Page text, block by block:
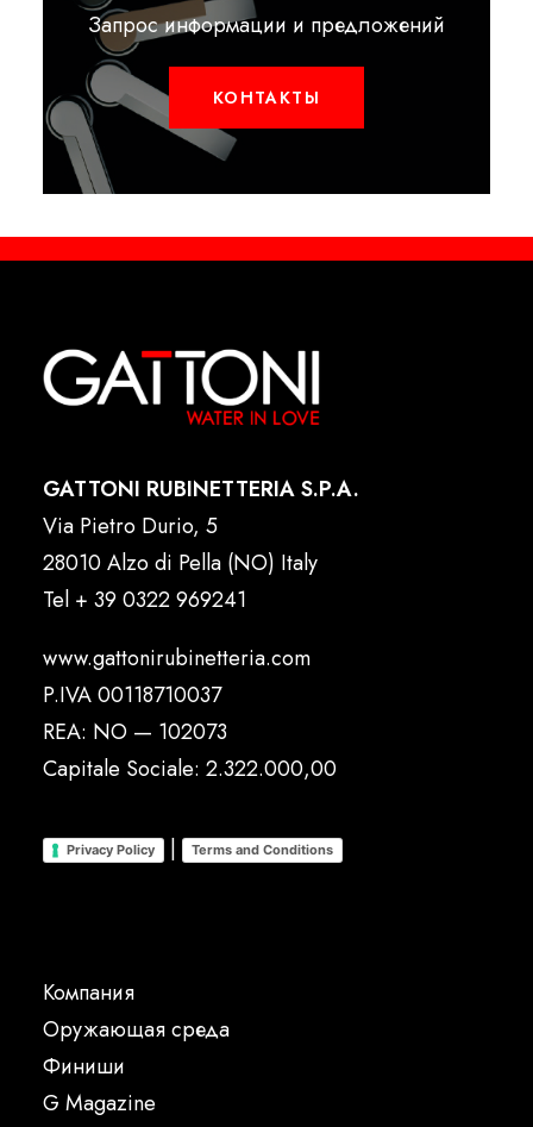
Запрос информации и предложений
КОНТАКТЫ
GATTONI RUBINETTERIA S.P.A.
Via Pietro Durio, 5
28010 Alzo di Pella (NO) Italy
Tel + 39 0322 969241
www.gattonirubinetteria.com
P.IVA 00118710037
REA: NO — 102073
Capitale Sociale: 2.322.000,00
Privacy Policy | Terms and Conditions
Компания
Oружающая среда
Финиши
G Magazine